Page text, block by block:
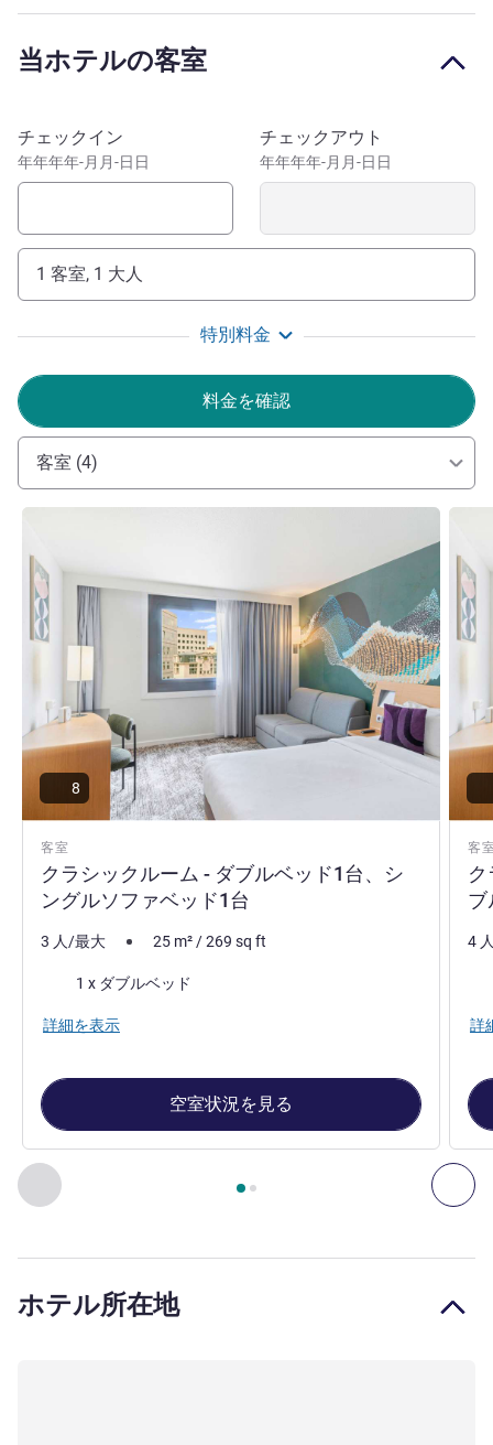
シンプルで心地よい体験で、パリ南東部でのご滞在をより
「Greem」でヘルシーな料理をご用意しております。ま
性を追求して設計されています。ホテルのキッズスペース
のご利用いただけます。また無料のWi-Fiを活用して外出
す。
ホテルから150メートルのリベルテ駅から、パリ中心部行
リヨン駅：15分。メトロの各路線を簡単に乗り継げるた
め、パリや各名所へのアクセスにも便利です。
シャラントン ル ポンからパリをお楽しみください。ヴ
ァンセンヌの森やマルヌへも徒歩圏内です。ホテルは地下
鉄リベルテ駅にも近接しています。明るいスペース、ファ
ミリールーム、設備の整った会議室。ヴァル ド マルヌの
Anne Sophie KERBOUL ホテル経営
当ホテルの客室
このホテルを予約
チェックイン
年年年年-月月-日日
チェックアウト
年年年年-月月-日日
1 客室, 1 大人
特別料金
料金を確認
客室 (4)
前に戻る - 客室 次
2ページ中 , 客室 1 : クラシックルーム - ダブルベ
客室
クラシックルーム - ダブルベッド1台、シ
ングルソファベッド1台
詳細を表示
8
3 人/最大 25 m²/269 sq ft
1 x ダブルベッド
詳細を表示
空室状況を見る
客
ブ
詳細
4
詳
ホテル所在地